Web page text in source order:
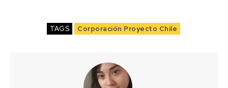
TAGS Corporación Proyecto Chile